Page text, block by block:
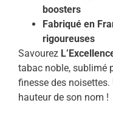
boosters
Fabriqué en
rigoureuses
Savourez
tabac noble, sublimé
finesse des noisettes.
hauteur de son nom !